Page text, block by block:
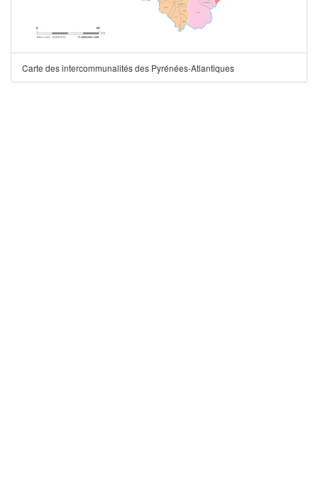
Carte des intercommunalités des Pyrénées-Atlantiques